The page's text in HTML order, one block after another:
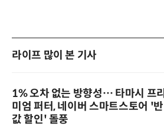
라이프 많이 본 기사
1% 오차 없는 방향성… 타마시 프리
미엄 퍼터, 네이버 스마트스토어 '반
값 할인' 돌풍